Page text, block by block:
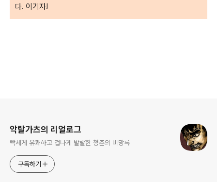
다. 이기자!
악랄가츠의 리얼로그
빡세게 유쾌하고 겁나게 발랄한 청춘의 비망록
구독하기